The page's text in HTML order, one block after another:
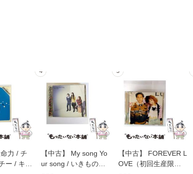
命力 / チ
ー / キュ
4
【中古】 My song Yo
ur song / いきものが
5
【中古】 FOREVER L
OVE（初回生産限定